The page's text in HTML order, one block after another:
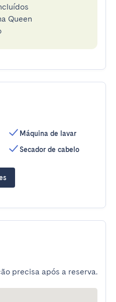
Queen
Máquina de lavar
Secador de cabelo
precisa após a reserva.